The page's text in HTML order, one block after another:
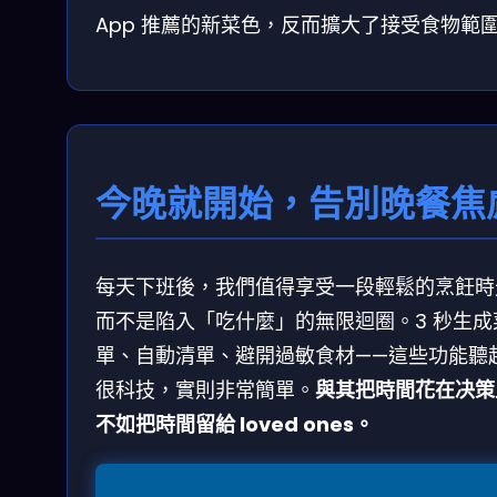
App 推薦的新菜色，反而擴大了接受食物範
今晚就開始，告別晚餐焦
每天下班後，我們值得享受一段輕鬆的烹飪
而不是陷入「吃什麼」的無限迴圈。3 秒生
單、自動清單、避開過敏食材——這些功能聽
很科技，實則非常簡單。 與其把時間花在决
不如把時間留給 loved ones。